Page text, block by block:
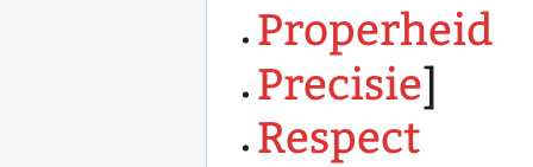
Properheid
Precisie]
Respect